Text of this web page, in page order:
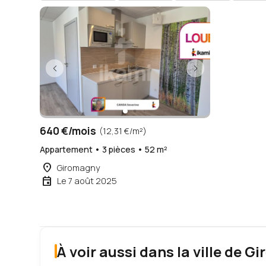
640 €/mois (12,31 €/m²)
Appartement • 3 pièces • 52 m²
place Giromagny
event Le 7 août 2025
À voir aussi dans la ville de